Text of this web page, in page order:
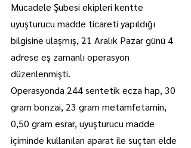
Mücadele Şubesi ekipleri kentte
uyuşturucu madde ticareti yapıldığı
bilgisine ulaşmış, 21 Aralık Pazar günü 4
adrese eş zamanlı operasyon
düzenlenmişti.
Operasyonda 244 sentetik ecza hap, 30
gram bonzai, 23 gram metamfetamin,
0,50 gram esrar, uyuşturucu madde
içiminde kullanılan aparat ile suçtan elde